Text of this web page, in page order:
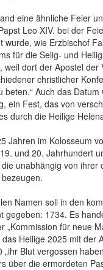
eine ähnliche Feier
Leo XIV. bei der
wurde, wie Erzbischof
für die Selig- und
weil dort der Apostel
christlicher
beten.“ Auch das
ein Fest, das von
durch die Heilige
Jahren im Kolosseum
und 20. Jahrhundert
unabhängig von
Namen soll in den
gegeben: 1734. Es
„Kommission für neue
Heilige 2025 mit der
„ihr Blut vergossen
über die ermordeten